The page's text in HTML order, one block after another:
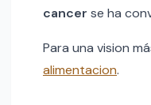
cancer se ha
Para una vision
alimentacion.